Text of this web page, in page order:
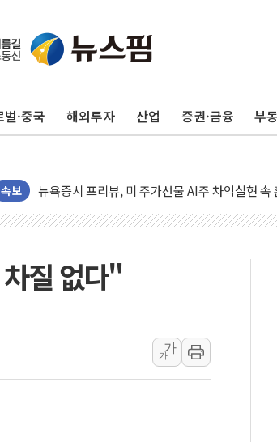
·중국 해외투자 산업 증권·금융 부
속보
유럽증시, 견조한 실적 소화하며 대부분 상승…
리투아니아 국방 "러, 우크라 드론으로 나토
뉴욕증시 개장 전 특징주...모더나·아이온큐·
청와대, 북한 단거리 탄도미사일 발사에 긴급 안
금값 7주 만에 최고…美 고용 둔화·호르무즈 재
러, 1인칭시점 드론으로 우크라 민간인 '사파리'
[베트남 증시] 지수 하락 속 'DGC' 임시 주총 기
양주 섬유염색공장서 화재 1명 중상…대응 1단계
김정관 산업부 장관 "주 52시간 손봐야, 경쟁상
질 없다"
가
가